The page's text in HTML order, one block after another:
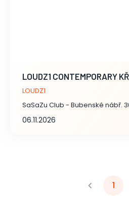
LOUDZ1 CONTEMPORARY
LOUDZ1
06.11.2026
1